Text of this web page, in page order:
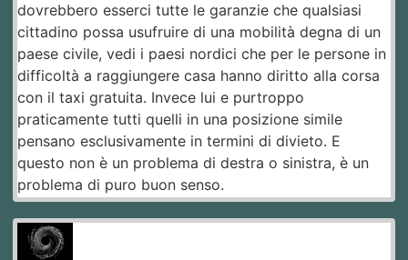
dovrebbero esserci tutte le garanzie che qualsiasi
cittadino possa usufruire di una mobilità degna di un
paese civile, vedi i paesi nordici che per le persone in
difficoltà a raggiungere casa hanno diritto alla corsa
con il taxi gratuita. Invece lui e purtroppo
praticamente tutti quelli in una posizione simile
pensano esclusivamente in termini di divieto. E
questo non è un problema di destra o sinistra, è un
problema di puro buon senso.